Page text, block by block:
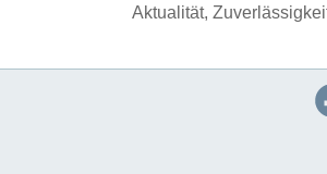
Aktualität,